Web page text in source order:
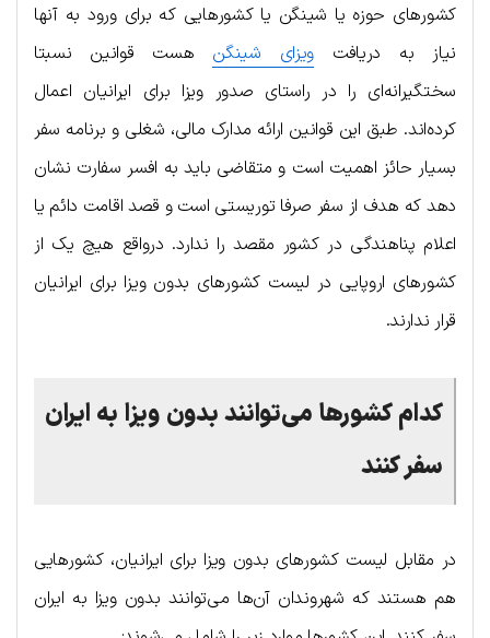
کشورهای حوزه یا شینگن یا کشورهایی که برای ورود به آنها
نیاز به دریافت ویزای شینگن هست قوانین نسبتا
سختگیرانه‌ای را در راستای صدور ویزا برای ایرانیان اعمال
کرده‌‌اند. طبق این قوانین ارائه مدارک مالی، شغلی و برنامه سفر
بسیار حائز اهمیت است و متقاضی باید به افسر سفارت نشان
دهد که هدف از سفر صرفا توریستی است و قصد اقامت دائم یا
اعلام پناهندگی در کشور مقصد را ندارد. درواقع هیچ یک از
کشورهای اروپایی در لیست کشورهای بدون ویزا برای ایرانیان
قرار ندارند.
کدام کشورها می‌توانند بدون ویزا به ایران
سفر کنند
در مقابل لیست کشورهای بدون ویزا برای ایرانیان، کشورهایی
هم هستند که شهروندان آن‌ها می‌توانند بدون ویزا به ایران